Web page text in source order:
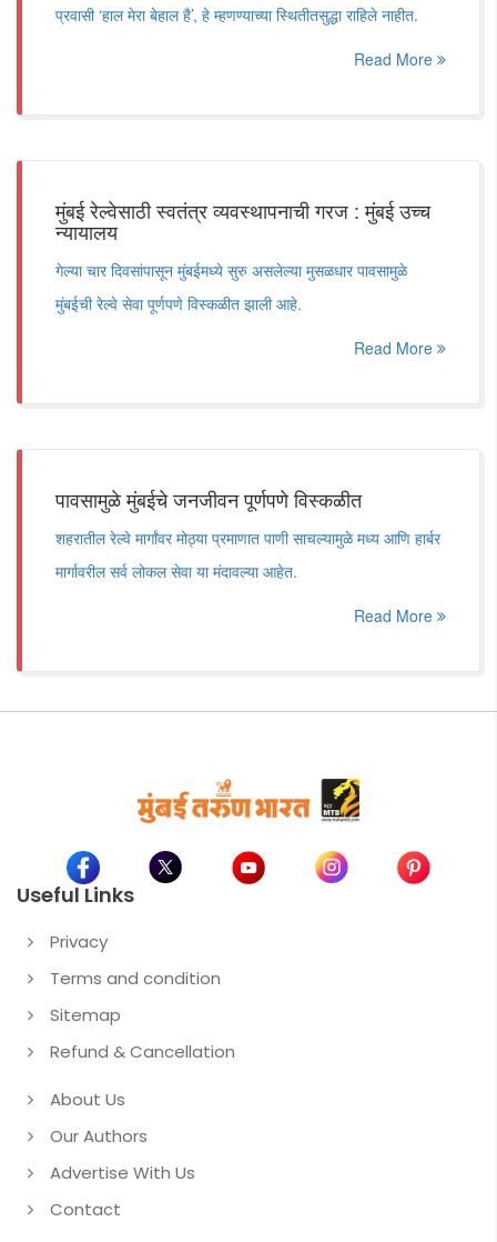
प्रवासी ‘हाल मेरा बेहाल है’, हे म्हणण्याच्या स्थितीतसुद्धा राहिले नाहीत.
Read More
मुंबई रेल्वेसाठी स्वतंत्र व्यवस्थापनाची गरज : मुंबई उच्च
न्यायालय
गेल्या चार दिवसांपासून मुंबईमध्ये सुरु असलेल्या मुसळधार पावसामुळे
मुंबईची रेल्वे सेवा पूर्णपणे विस्कळीत झाली आहे.
Read More
पावसामुळे मुंबईचे जनजीवन पूर्णपणे विस्कळीत
शहरातील रेल्वे मार्गांवर मोठ्या प्रमाणात पाणी साचल्यामुळे मध्य आणि हार्बर
मार्गावरील सर्व लोकल सेवा या मंदावल्या आहेत.
Read More
Useful Links
Privacy
Terms and condition
Sitemap
Refund & Cancellation
About Us
Our Authors
Advertise With Us
Contact